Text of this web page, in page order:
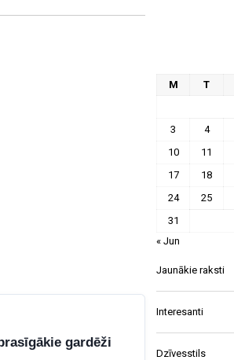
gardēži
M T
3
4
10
11
17
18
24
25
31
« Jun
Jaunākie raksti
Interesanti
Dzīvesstils